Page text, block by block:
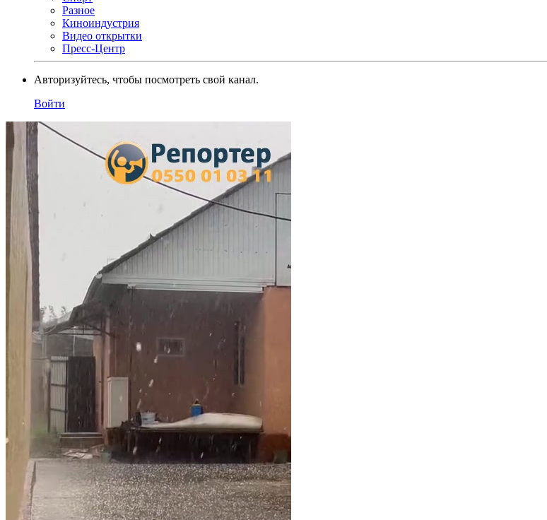
Разное
Киноиндустрия
Видео открытки
Пресс-Центр
Авторизуйтесь, чтобы посмотреть свой канал.
Войти